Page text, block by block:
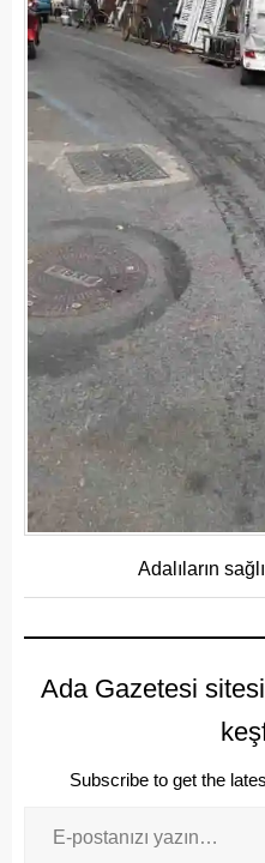
Adalıların
Ada Gazetesi
Subscribe to get the